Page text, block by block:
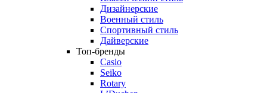
Дизайнерские
Военный стиль
Спортивный стиль
Дайверские
Топ-бренды
Casio
Seiko
Rotary